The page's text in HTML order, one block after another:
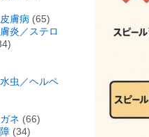
膚病 (65)
炎／ステロ
虫／ヘルペ
ネ (66)
(34)